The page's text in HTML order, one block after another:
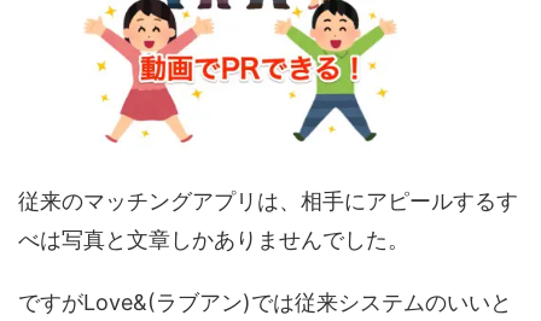
従来のマッチングアプリは、相手にアピールするす
べは写真と文章しかありませんでした。
ですがLove&(ラブアン)では従来システムのいいと